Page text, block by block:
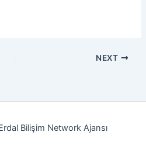
NEXT
Bilişim Network Ajansı